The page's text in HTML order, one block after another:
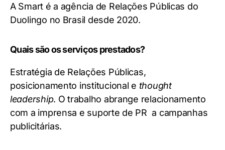
A Smart é a agência de Relações Públicas do
Duolingo no Brasil desde 2020.
Quais são os serviços prestados?
Estratégia de Relações Públicas,
posicionamento institucional e thought
leadership. O trabalho abrange relacionamento
com a imprensa e suporte de PR a campanhas
publicitárias.